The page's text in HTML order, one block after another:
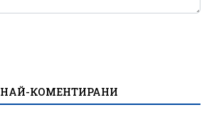
НАЙ-КОМЕНТИРАНИ